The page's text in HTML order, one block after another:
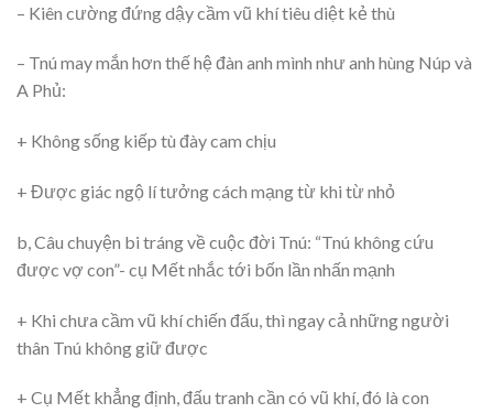
– Kiên cường đứng dậy cầm vũ khí tiêu diệt kẻ thù
– Tnú may mắn hơn thế hệ đàn anh mình như anh hùng Núp và
A Phủ:
+ Không sống kiếp tù đày cam chịu
+ Được giác ngộ lí tưởng cách mạng từ khi từ nhỏ
b, Câu chuyện bi tráng về cuộc đời Tnú: “Tnú không cứu
được vợ con”- cụ Mết nhắc tới bốn lần nhấn mạnh
+ Khi chưa cầm vũ khí chiến đấu, thì ngay cả những người
thân Tnú không giữ được
+ Cụ Mết khẳng định, đấu tranh cần có vũ khí, đó là con